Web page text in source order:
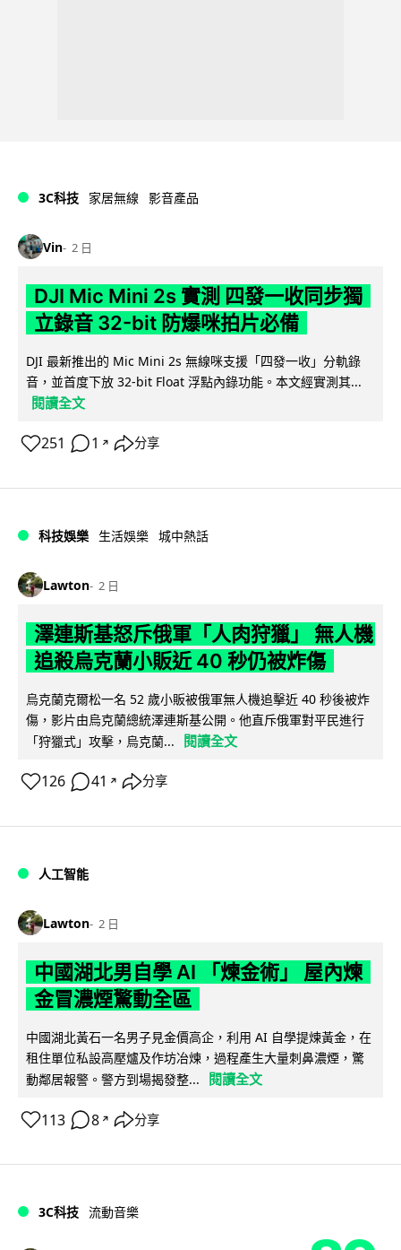
3C科技 家居無線 影音產品
Vin 2 日
DJI Mic Mini 2s 實測 四發一收同步獨
立錄音 32-bit 防爆咪拍片必備
DJI 最新推出的 Mic Mini 2s 無線咪支援「四發一收」分軌錄
音，並首度下放 32-bit Float 浮點內錄功能。本文經實測其...
閱讀全文
251 1 ↗ 分享
科技娛樂 生活娛樂 城中熱話
Lawton 2 日
澤連斯基怒斥俄軍「人肉狩獵」 無人機
追殺烏克蘭小販近 40 秒仍被炸傷
烏克蘭克爾松一名 52 歲小販被俄軍無人機追擊近 40 秒後被炸
傷，影片由烏克蘭總統澤連斯基公開。他直斥俄軍對平民進行
「狩獵式」攻擊，烏克蘭...
閱讀全文
126 41 ↗ 分享
人工智能
Lawton 2 日
中國湖北男自學 AI 「煉金術」 屋內煉
金冒濃煙驚動全區
中國湖北黃石一名男子見金價高企，利用 AI 自學提煉黃金，在
租住單位私設高壓爐及作坊冶煉，過程產生大量刺鼻濃煙，驚
動鄰居報警。警方到場揭發整...
閱讀全文
113 8 ↗ 分享
3C科技 流動音樂